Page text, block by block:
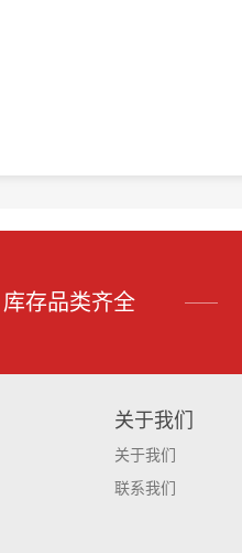
库存品类齐全
关于我们
关于我们
联系我们